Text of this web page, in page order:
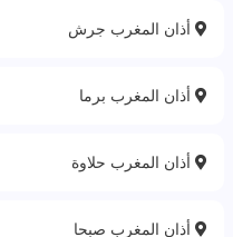
أذان المغرب جرش
أذان المغرب برما
أذان المغرب حلاوة‎
أذان المغرب صبحا